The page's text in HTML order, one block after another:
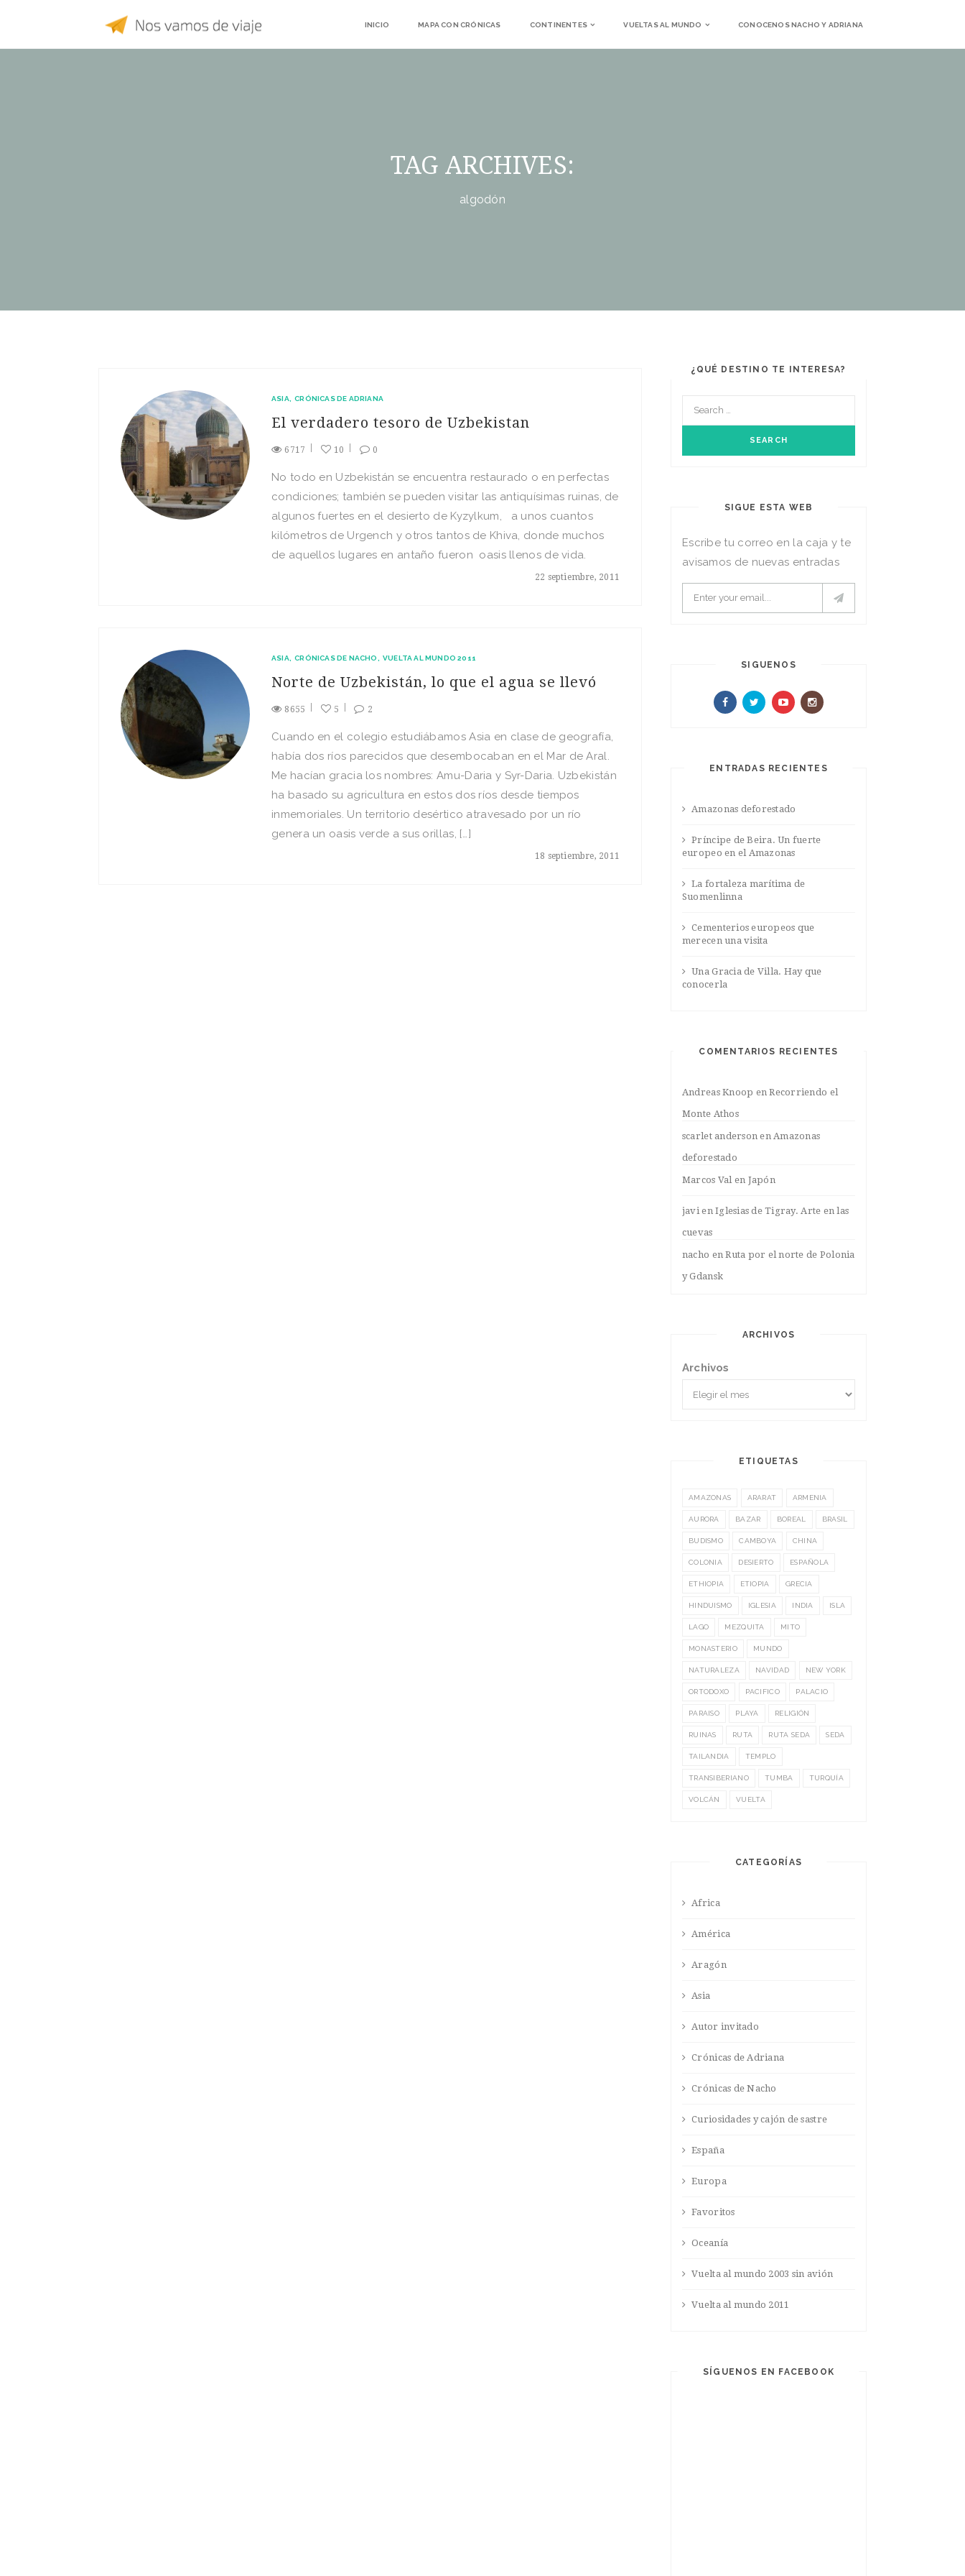
INICIO MAPA CON CRÓNICAS CONTINENTES VUELTAS AL MUNDO CONOCENOS NACHO Y ADRIANA
TAG ARCHIVES:
algodón
ASIA CRÓNICAS DE ADRIANA
El verdadero tesoro de Uzbekistan
6717 10 0
22 septiembre, 2011
No todo en Uzbekistán se encuentra restaurado o en perfectas
condiciones; también se pueden visitar las antiquísimas ruinas, de
algunos fuertes en el desierto de Kyzylkum, a unos cuantos
kilómetros de Urgench y otros tantos de Khiva, donde muchos
de aquellos lugares en antaño fueron oasis llenos de vida.
ASIA CRÓNICAS DE NACHO VUELTA AL MUNDO 2011
Norte de Uzbekistán, lo que el agua se llevó
8655 5 2
18 septiembre, 2011
Cuando en el colegio estudiábamos Asia en clase de geografía,
había dos ríos parecidos que desembocaban en el Mar de Aral.
Me hacían gracia los nombres: Amu-Daria y Syr-Daria. Uzbekistán
ha basado su agricultura en estos dos ríos desde tiempos
inmemoriales. Un territorio desértico atravesado por un río
genera un oasis verde a sus orillas, […]
¿QUÉ DESTINO TE INTERESA?
SIGUE ESTA WEB
Escribe tu correo en la caja y te
avisamos de nuevas entradas
SIGUENOS
ENTRADAS RECIENTES
Amazonas deforestado
Príncipe de Beira. Un fuerte
europeo en el Amazonas
La fortaleza marítima de
Suomenlinna
Cementerios europeos que
merecen una visita
Una Gracia de Villa. Hay que
conocerla
COMENTARIOS RECIENTES
Andreas Knoop enRecorriendo el
Monte Athos
scarlet anderson enAmazonas
deforestado
Marcos Valen Japón
javienIglesias de Tigray. Arte en las
cuevas
nacho enRuta por el norte de Polonia
y Gdansk
ARCHIVOS
Archivos
ETIQUETAS
AMAZONAS ARARAT ARMENIA
AURORA BAZAR BOREAL BRASIL
BUDISMO CAMBOYA CHINA
COLONIA DESIERTO ESPAÑOLA
ETHIOPIA ETIOPIA GRECIA
HINDUISMO IGLESIA INDIA ISLA
LAGO MEZQUITA MITO
MONASTERIO MUNDO
NATURALEZA NAVIDAD NEW YORK
ORTODOXO PACIFICO PALACIO
PARAISO PLAYA RELIGIÓN
RUINAS RUTA RUTA SEDA SEDA
TAILANDIA TEMPLO
TRANSIBERIANO TUMBA TURQUÍA
VOLCÁN VUELTA
CATEGORÍAS
Africa
América
Aragón
Asia
Autor invitado
Crónicas de Adriana
Crónicas de Nacho
Curiosidades y cajón de sastre
España
Europa
Favoritos
Oceanía
Vuelta al mundo 2003 sin avión
Vuelta al mundo 2011
SÍGUENOS EN FACEBOOK